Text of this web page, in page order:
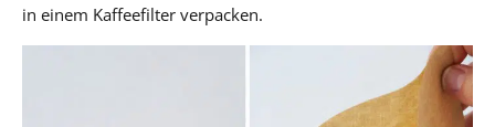
in einem Kaffeefilter verpacken.